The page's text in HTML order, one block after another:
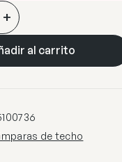
+
al carrito
de techo